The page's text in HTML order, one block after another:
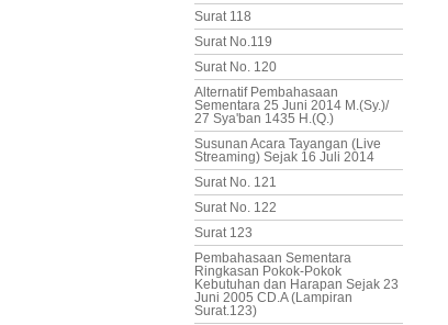
Surat 118
Surat No.119
Surat No. 120
Alternatif Pembahasaan
Sementara 25 Juni 2014 M.(Sy.)/
27 Sya'ban 1435 H.(Q.)
Susunan Acara Tayangan (Live
Streaming) Sejak 16 Juli 2014
Surat No. 121
Surat No. 122
Surat 123
Pembahasaan Sementara
Ringkasan Pokok-Pokok
Kebutuhan dan Harapan Sejak 23
Juni 2005 CD.A (Lampiran
Surat.123)